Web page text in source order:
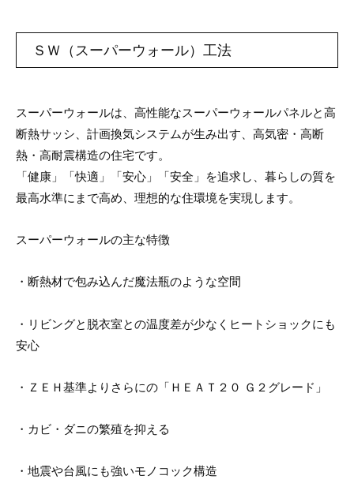
ＳＷ（スーパーウォール）工法
スーパーウォールは、高性能なスーパーウォールパネルと高
断熱サッシ、計画換気システムが生み出す、高気密・高断
熱・高耐震構造の住宅です。
「健康」「快適」「安心」「安全」を追求し、暮らしの質を
最高水準にまで高め、理想的な住環境を実現します。
スーパーウォールの主な特徴
・断熱材で包み込んだ魔法瓶のような空間
・リビングと脱衣室との温度差が少なくヒートショックにも
安心
・ＺＥＨ基準よりさらにの「ＨＥＡＴ２０ Ｇ２グレード」
・カビ・ダニの繁殖を抑える
・地震や台風にも強いモノコック構造